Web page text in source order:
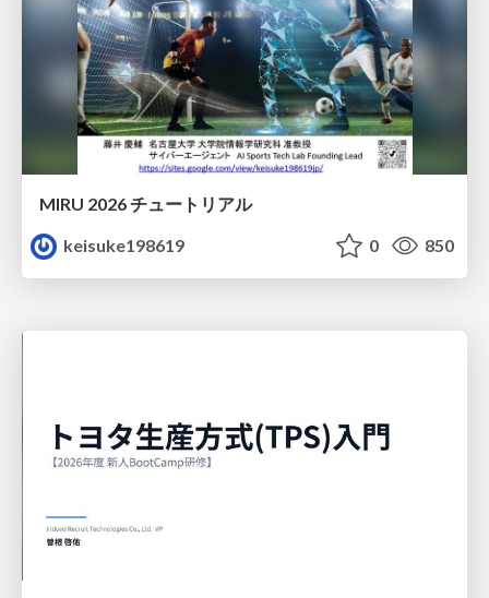
MIRU 2026 チュートリアル
keisuke198619
0 850